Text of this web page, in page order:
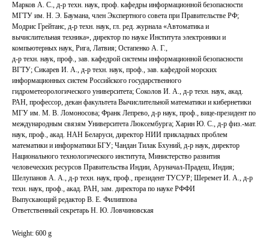
Марков А. С., д-р техн. наук, проф. кафедры информационной безопасности
МГТУ им. Н. Э. Баумана, член Экспертного совета при Правительстве РФ;
Модрис Грейтанс, д-р техн. наук, гл. ред. журнала «Автоматика и
вычислительная техника», директор по науке Института электроники и
компьютерных наук, Рига, Латвия; Остапенко А. Г.,
д-р техн. наук, проф., зав. кафедрой системы информационной безопасности
ВГТУ; Сикарев И. А., д-р техн. наук, проф., зав. кафедрой морских
информационных систем Российского государственного
гидрометеорологического университета; Соколов И. А., д-р техн. наук, акад.
РАН, профессор, декан факультета Вычислительной математики и кибернетики
МГУ им. М. В. Ломоносова; Франк Лепрево, д-р наук, проф., вице-президент по
международным связям Университета Люксембурга; Харин Ю. С., д-р физ.-мат.
наук, проф., акад. НАН Беларуси, директор НИИ прикладных проблем
математики и информатики БГУ; Чандан Тилак Бхуний, д-р наук, директор
Национального технологического института, Министерство развития
человеческих ресурсов Правительства Индии, Аруначал-Прадеш, Индия;
Шелупанов А. А., д-р техн. наук, проф., президент ТУСУР; Шеремет И. А., д-р
техн. наук, проф., акад. РАН, зам. директора по науке РФФИ
Выпускающий редактор В. Е. Филиппова
Ответственный секретарь Н. Ю. Ловчиновская
Weight: 600 g